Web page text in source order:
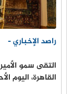
راصد الإخباري -
التقى سمو
القاهرة، اليوم